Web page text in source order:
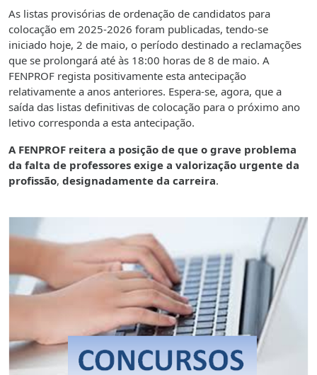
As listas provisórias de ordenação de candidatos para
colocação em 2025-2026 foram publicadas, tendo-se
iniciado hoje, 2 de maio, o período destinado a reclamações
que se prolongará até às 18:00 horas de 8 de maio. A
FENPROF regista positivamente esta antecipação
relativamente a anos anteriores. Espera-se, agora, que a
saída das listas definitivas de colocação para o próximo ano
letivo corresponda a esta antecipação.
A FENPROF reitera a posição de que o grave problema
da falta de professores exige a valorização urgente da
profissão, designadamente da carreira.